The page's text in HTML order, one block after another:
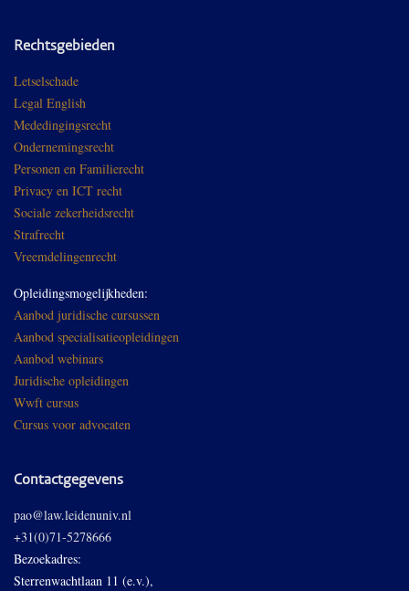
Rechtsgebieden
Letselschade
Legal English
Mededingingsrecht
Ondernemingsrecht
Personen en Familierecht
Privacy en ICT recht
Sociale zekerheidsrecht
Strafrecht
Vreemdelingenrecht
Opleidingsmogelijkheden:
Aanbod juridische cursussen
Aanbod specialisatieopleidingen
Aanbod webinars
Juridische opleidingen
Wwft cursus
Cursus voor advocaten
Contactgegevens
pao@law.leidenuniv.nl
+31(0)71-5278666
Bezoekadres:
Sterrenwachtlaan 11 (e.v.),